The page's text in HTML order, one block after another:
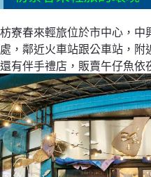
枋寮春來輕旅位於市中心，中
處，鄰近火車站跟公車站，附
還有伴手禮店，販賣午仔魚依